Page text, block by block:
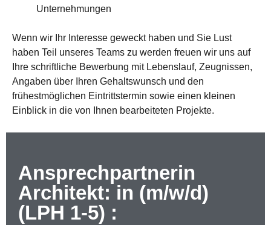
Unternehmungen
Wenn wir Ihr Interesse geweckt haben und Sie Lust
haben Teil unseres Teams zu werden freuen wir uns auf
Ihre schriftliche Bewerbung mit Lebenslauf, Zeugnissen,
Angaben über Ihren Gehaltswunsch und den
frühestmöglichen Eintrittstermin sowie einen kleinen
Einblick in die von Ihnen bearbeiteten Projekte.
Ansprechpartnerin
Architekt: in (m/w/d)
(LPH 1-5) :